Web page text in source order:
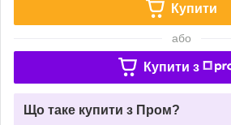
Купити
або
Купити з
Що таке купити з Пром?